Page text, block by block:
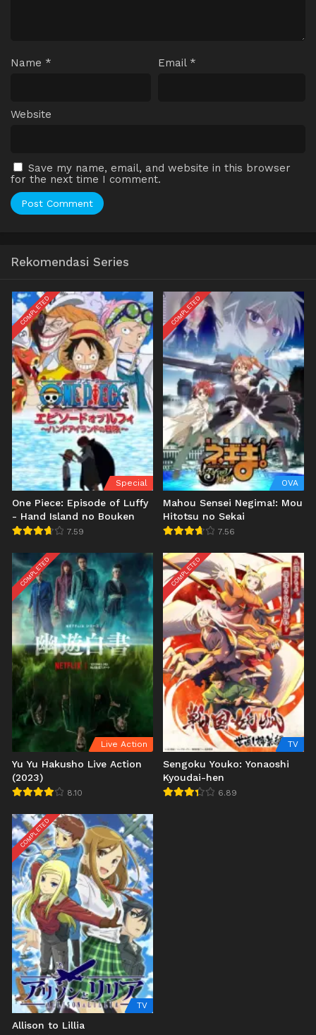
Name * Email *
Website
Save my name, email, and website in this browser
for the next time I comment.
Rekomendasi Series
COMPLETED
Special
One Piece: Episode of Luffy
- Hand Island no Bouken
7.59
COMPLETED
OVA
Mahou Sensei Negima!: Mou
Hitotsu no Sekai
7.56
COMPLETED
Live Action
Yu Yu Hakusho Live Action
(2023)
8.10
COMPLETED
TV
Sengoku Youko: Yonaoshi
Kyoudai-hen
6.89
COMPLETED
TV
Allison to Lillia